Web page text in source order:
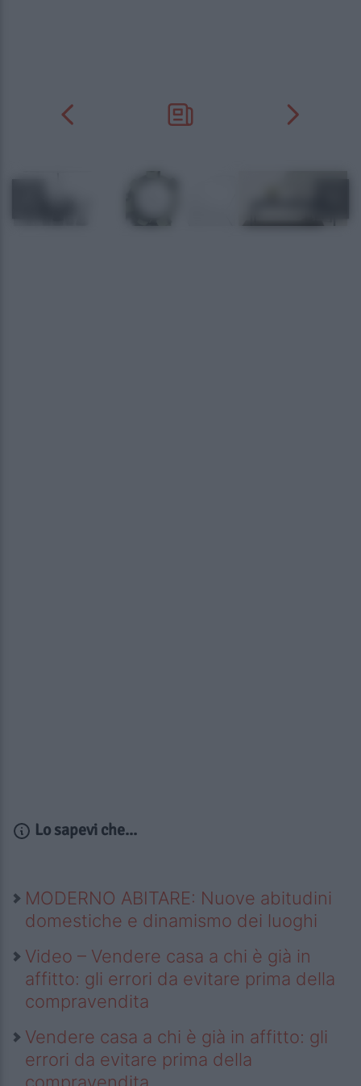
Lo sapevi che...
MODERNO ABITARE: Nuove abitudini
domestiche e dinamismo dei luoghi
Video – Vendere casa a chi è già in
affitto: gli errori da evitare prima della
compravendita
Vendere casa a chi è già in affitto: gli
errori da evitare prima della